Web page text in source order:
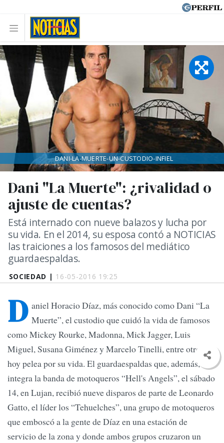
SOCIEDAD | 16-05-2016 19:25
Dani "La Muerte": ¿rivalidad o
ajuste de cuentas?
Está internado con nueve balazos y lucha por
su vida. En el 2014, su esposa contó a NOTICIAS
las traiciones a los famosos del mediático
guardaespaldas.
DANI-LA-MUERTE-UN-CUSTODIO-INFIEL
D aniel Horacio Díaz, más conocido como Dani “La
Muerte”, el custodio que cuidó la vida de famosos
como Mickey Rourke, Madonna, Mick Jagger, Luis
Miguel, Susana Giménez y Marcelo Tinelli, entre otros,
hoy pelea por su vida. El guardaespaldas que, además,
integra la banda de motoqueros “Hell's Angels”, el sábado
14, en Lujan, recibió nueve disparos de parte de Leonardo
Gatto, el líder los “Tehuelches”, una grupo de motoqueros
que emboscó a la gente de Díaz en una estación de
servicio de la zona y donde ambos grupos cruzaron un